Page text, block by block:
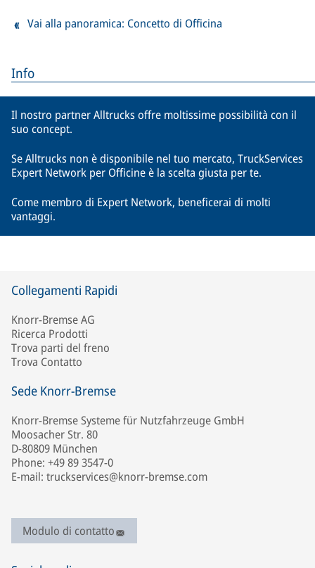
Info
Il nostro partner Alltrucks offre moltissime possibilità con il
suo concept.
Se Alltrucks non è disponibile nel tuo mercato, TruckServices
Expert Network per Officine è la scelta giusta per te.
Come membro di Expert Network, beneficerai di molti
vantaggi.
Vai alla panoramica: Concetto di Officina
Collegamenti Rapidi
Knorr-Bremse AG
Ricerca Prodotti
Trova parti del freno
Trova Contatto
Sede Knorr-Bremse
Knorr-Bremse Systeme für Nutzfahrzeuge GmbH
Moosacher Str. 80
D-80809 München
Phone: +49 89 3547-0
E-mail: truckservices@knorr-bremse.com
Modulo di contatto